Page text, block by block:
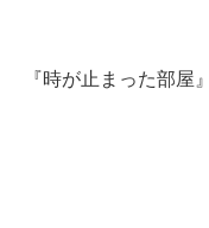
『時が止まった部屋